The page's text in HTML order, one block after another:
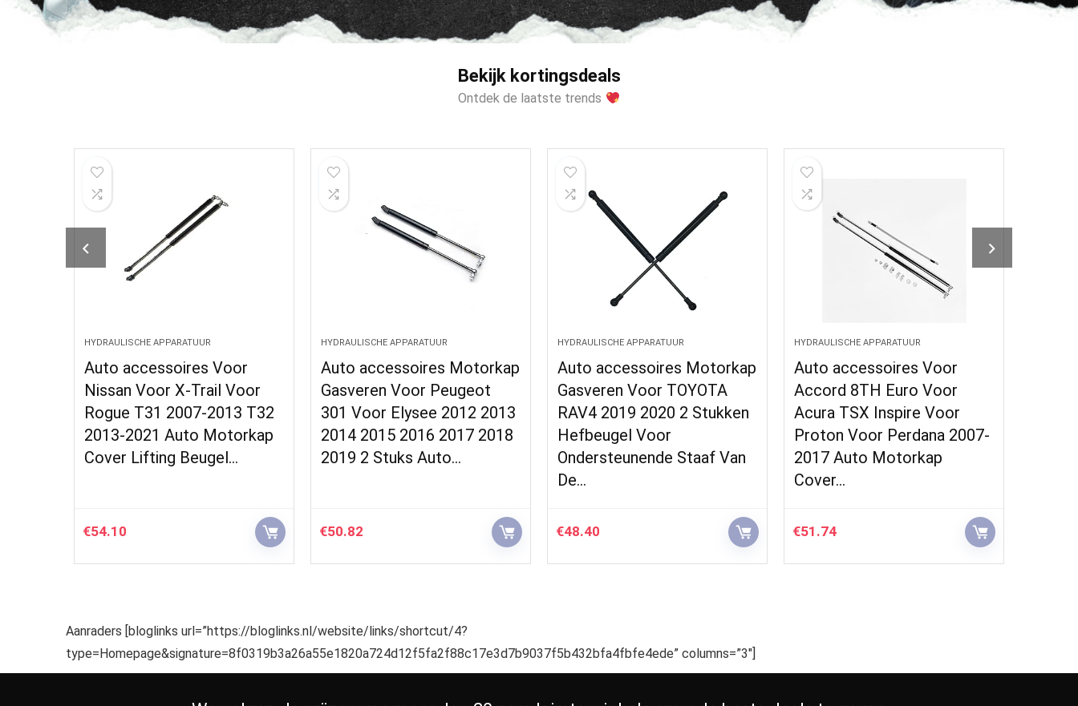
Bekijk kortingsdeals
Ontdek de laatste trends
HYDRAULISCHE APPARATUUR
Auto accessoires Voor
Nissan Voor X-Trail Voor
Rogue T31 2007-2013 T32
2013-2021 Auto Motorkap
Cover Lifting Beugel…
€54.10
HYDRAULISCHE APPARATUUR
Auto accessoires Motorkap
Gasveren Voor Peugeot
301 Voor Elysee 2012 2013
2014 2015 2016 2017 2018
2019 2 Stuks Auto…
€50.82
HYDRAULISCHE APPARATUUR
Auto accessoires Motorkap
Gasveren Voor TOYOTA
RAV4 2019 2020 2 Stukken
Hefbeugel Voor
Ondersteunende Staaf Van
De…
€48.40
HYDRAULISCHE APPARATUUR
Auto accessoires Voor
Accord 8TH Euro Voor
Acura TSX Inspire Voor
Proton Voor Perdana 2007-
2017 Auto Motorkap
Cover…
€51.74
Aanraders [bloglinks url=”https://bloglinks.nl/website/links/shortcut/4?
type=Homepage&signature=8f0319b3a26a55e1820a724d12f5fa2f88c17e3d7b9037f5b432bfa4fbfe4ede” columns=”3″]